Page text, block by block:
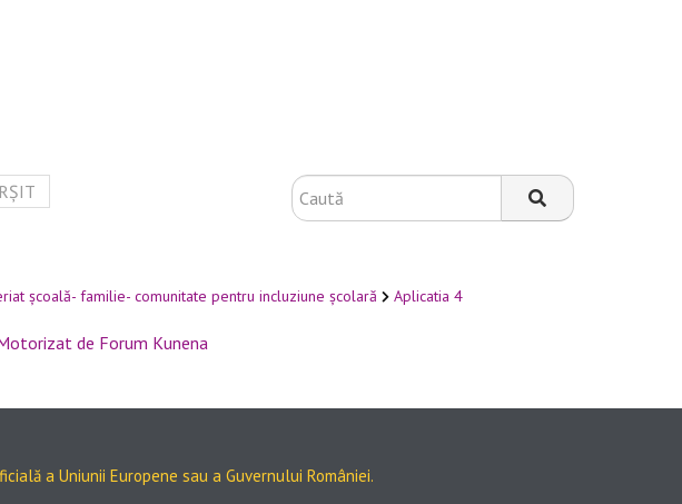
școală- familie- comunitate pentru incluziune școlară Aplicatia 4
de Forum Kunena
a Uniunii Europene sau a Guvernului României.